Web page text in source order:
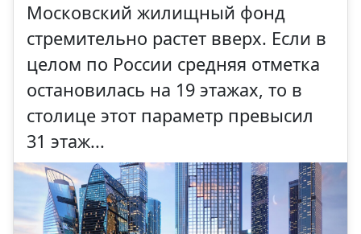
Московский жилищный фонд
стремительно растет вверх. Если в
целом по России средняя отметка
остановилась на 19 этажах, то в
столице этот параметр превысил
31 этаж...